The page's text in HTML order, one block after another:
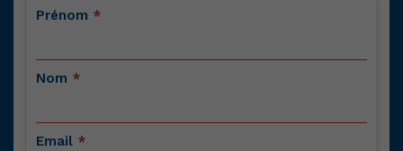
Contactez-
Prénom *
Nom *
Email *